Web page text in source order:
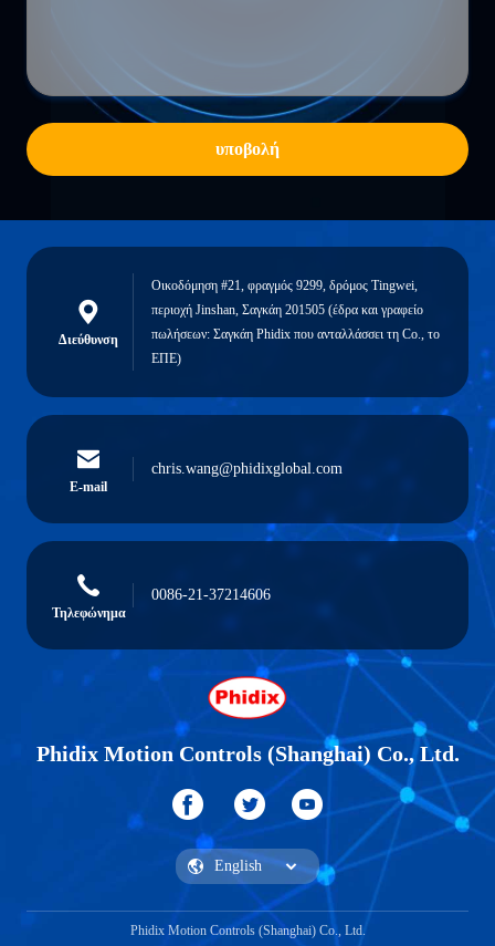
υποβολή
Διεύθυνση
Οικοδόμηση #21, φραγμός 9299, δρόμος Tingwei,
περιοχή Jinshan, Σαγκάη 201505 (έδρα και γραφείο
πωλήσεων: Σαγκάη Phidix που ανταλλάσσει τη Co., το
ΕΠΕ)
E-mail
chris.wang@phidixglobal.com
Τηλεφώνημα
0086-21-37214606
Phidix Motion Controls (Shanghai) Co., Ltd.
Phidix Motion Controls (Shanghai) Co., Ltd.